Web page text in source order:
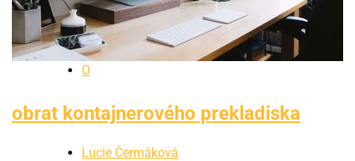
O
obrat kontajnerového prekladiska
Lucie Čermáková